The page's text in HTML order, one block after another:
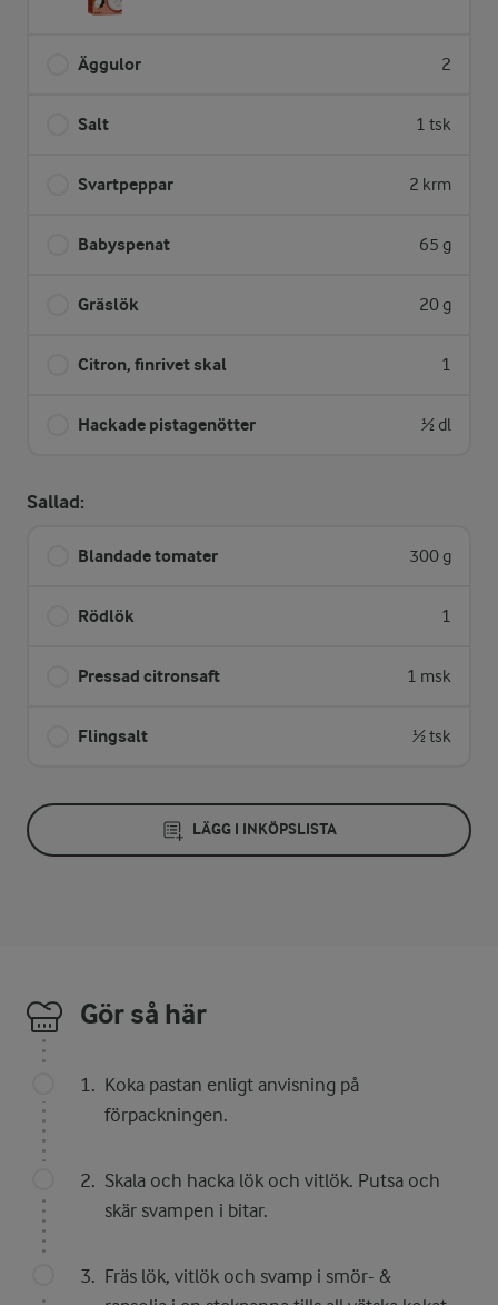
Äggulor 2
Salt 1 tsk
Svartpeppar 2 krm
Babyspenat 65 g
Gräslök 20 g
Citron, finrivet skal 1
Hackade pistagenötter ½ dl
Sallad:
Blandade tomater 300 g
Rödlök 1
Pressad citronsaft 1 msk
Flingsalt ½ tsk
LÄGG I INKÖPSLISTA
Gör så här
Koka pastan enligt anvisning på
förpackningen.
Skala och hacka lök och vitlök. Putsa och
skär svampen i bitar.
Fräs lök, vitlök och svamp i smör- &